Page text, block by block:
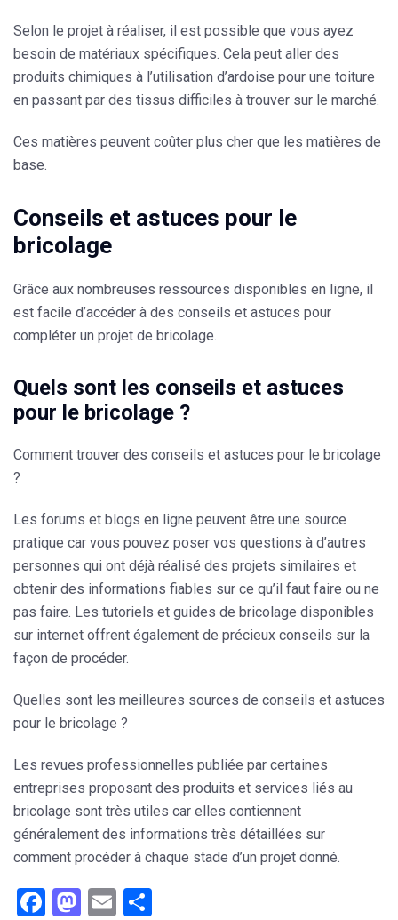
Selon le projet à réaliser, il est possible que vous ayez
besoin de matériaux spécifiques. Cela peut aller des
produits chimiques à l’utilisation d’ardoise pour une toiture
en passant par des tissus difficiles à trouver sur le marché.
Ces matières peuvent coûter plus cher que les matières de
base.
Conseils et astuces pour le
bricolage
Grâce aux nombreuses ressources disponibles en ligne, il
est facile d’accéder à des conseils et astuces pour
compléter un projet de bricolage.
Quels sont les conseils et astuces
pour le bricolage ?
Comment trouver des conseils et astuces pour le bricolage
?
Les forums et blogs en ligne peuvent être une source
pratique car vous pouvez poser vos questions à d’autres
personnes qui ont déjà réalisé des projets similaires et
obtenir des informations fiables sur ce qu’il faut faire ou ne
pas faire. Les tutoriels et guides de bricolage disponibles
sur internet offrent également de précieux conseils sur la
façon de procéder.
Quelles sont les meilleures sources de conseils et astuces
pour le bricolage ?
Les revues professionnelles publiée par certaines
entreprises proposant des produits et services liés au
bricolage sont très utiles car elles contiennent
généralement des informations très détaillées sur
comment procéder à chaque stade d’un projet donné.
Facebook
Mastodon
Email